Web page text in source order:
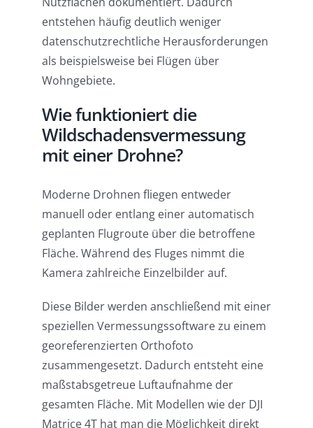
entstehen häufig deutlich weniger
datenschutzrechtliche Herausforderungen
als beispielsweise bei Flügen über
Wohngebiete.
Wie funktioniert die
Wildschadensvermessung
mit einer Drohne?
Moderne Drohnen fliegen entweder
manuell oder entlang einer automatisch
geplanten Flugroute über die betroffene
Fläche. Während des Fluges nimmt die
Kamera zahlreiche Einzelbilder auf.
Diese Bilder werden anschließend mit einer
speziellen Vermessungssoftware zu einem
georeferenzierten Orthofoto
zusammengesetzt. Dadurch entsteht eine
maßstabsgetreue Luftaufnahme der
gesamten Fläche. Mit Modellen wie der DJI
Matrice 4T hat man die Möglichkeit direkt